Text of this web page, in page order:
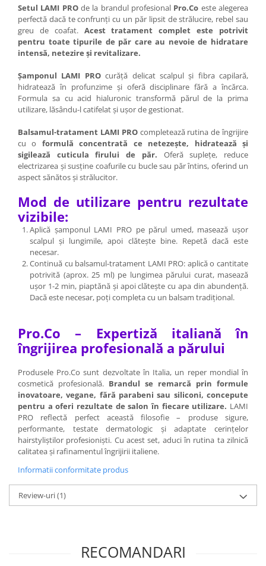
Setul LAMI PROde la brandul profesional Pro.Co este alegerea
perfectă dacă te confrunți cu un păr lipsit de strălucire, rebel sau
greu de coafat. Acest tratament complet este potrivit
pentru toate tipurile de păr care au nevoie de hidratare
intensă, netezire și revitalizare.
Șamponul LAMI PROcurăță delicat scalpul și fibra capilară,
hidratează în profunzime și oferă disciplinare fără a încărca.
Formula sa cu acid hialuronic transformă părul de la prima
utilizare, lăsându-l catifelat și ușor de gestionat.
Balsamul-tratament LAMI PROcompletează rutina de îngrijire
cu o formulă concentrată ce netezește, hidratează și
sigilează cuticula firului de păr. Oferă suplețe, reduce
electrizarea și susține coafurile cu bucle sau păr întins, oferind un
aspect sănătos și strălucitor.
Mod de utilizare pentru rezultate
vizibile:
Aplică șamponul LAMI PRO pe părul umed, masează ușor
scalpul și lungimile, apoi clătește bine. Repetă dacă este
necesar.
Continuă cu balsamul-tratament LAMI PRO: aplică o cantitate
potrivită (aprox. 25 ml) pe lungimea părului curat, masează
ușor 1-2 min, piaptănă și apoi clătește cu apa din abundență.
Dacă este necesar, poți completa cu un balsam tradițional.
Pro.Co – Expertiză italiană în
îngrijirea profesională a părului
Produsele Pro.Co sunt dezvoltate în Italia, un reper mondial în
cosmetică profesională. Brandul se remarcă prin formule
inovatoare, vegane, fără parabeni sau siliconi, concepute
pentru a oferi rezultate de salon în fiecare utilizare. LAMI
PRO reflectă perfect această filosofie – produse sigure,
performante, testate dermatologic și adaptate cerințelor
hairstyliștilor profesioniști. Cu acest set, aduci în rutina ta zilnică
calitatea și rafinamentul îngrijirii italiene.
Informatii conformitate produs
Review-uri(1)
RECOMANDARI